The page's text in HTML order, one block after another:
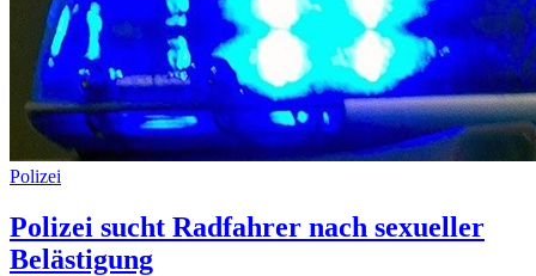
Polizei
Polizei sucht Radfahrer nach sexueller
Belästigung